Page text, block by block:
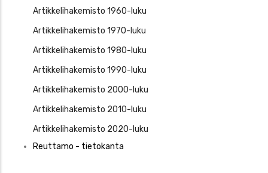
Artikkelihakemisto 1960-luku
Artikkelihakemisto 1970-luku
Artikkelihakemisto 1980-luku
Artikkelihakemisto 1990-luku
Artikkelihakemisto 2000-luku
Artikkelihakemisto 2010-luku
Artikkelihakemisto 2020-luku
Reuttamo - tietokanta